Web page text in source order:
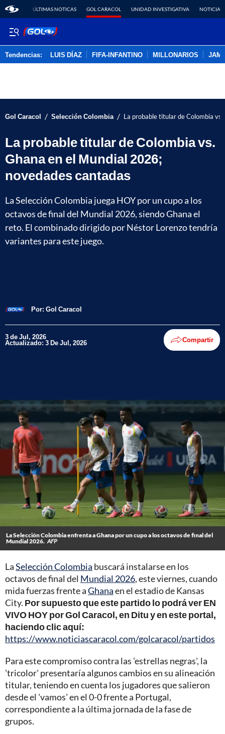
ÚLTIMAS NOTICAS GOL CARACOL UNIDAD INVESTIGATIVA NOTICIAS
Tendencias: LUIS DÍAZ FIFA-INFANTINO MILLONARIOS
Gol Caracol / Selección Colombia / La probable titular de Colombia
La probable titular de Colombia vs.
Ghana en el Mundial 2026;
novedades cantadas
La Selección Colombia juega HOY por un cupo a los
octavos de final del Mundial 2026, siendo Ghana el
reto. El combinado dirigido por Néstor Lorenzo tendría
variantes para este juego.
Por: Gol Caracol
3 de Jul, 2026
Actualizado: 3 De Jul, 2026 Compartir
La Selección Colombia enfrenta a Ghana por un cupo a los octavos de final del
Mundial 2026. AFP
LaSelección Colombia buscará instalarse en los
octavos de final del Mundial 2026, este viernes, cuando
mida fuerzas frente aGhanaen el estadio de Kansas
City. Por supuesto que este partido lo podrá ver EN
VIVO HOY por Gol Caracol, en Ditu y en este portal,
haciendo clic aquí:
https://www.noticiascaracol.com/golcaracol/partidos
Para este compromiso contra las 'estrellas negras', la
'tricolor' presentaría algunos cambios en su alineación
titular, teniendo en cuenta los jugadores que salieron
desde el 'vamos' en el 0-0 frente a Portugal,
correspondiente a la última jornada de la fase de
grupos.